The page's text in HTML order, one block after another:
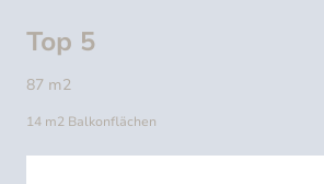
Top 5
87 m2
14 m2 Balkonflächen